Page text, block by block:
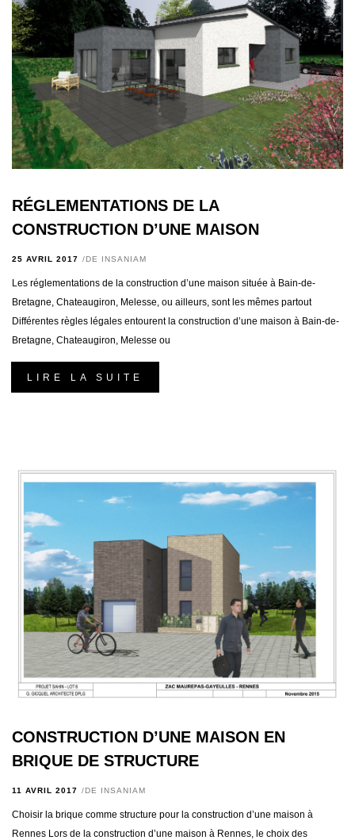
RÉGLEMENTATIONS DE LA
CONSTRUCTION D’UNE MAISON
25 AVRIL 2017 DE INSANIAM
Les réglementations de la construction d’une maison située à Bain-de-
Bretagne, Chateaugiron, Melesse, ou ailleurs, sont les mêmes partout
Différentes règles légales entourent la construction d’une maison à Bain-de-
Bretagne, Chateaugiron, Melesse ou
LIRE LA SUITE
CONSTRUCTION D’UNE MAISON EN
BRIQUE DE STRUCTURE
11 AVRIL 2017 DE INSANIAM
Choisir la brique comme structure pour la construction d’une maison à
Rennes Lors de la construction d’une maison à Rennes, le choix des